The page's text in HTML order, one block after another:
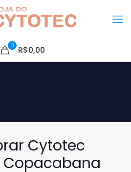
0 R$0,00
Cytotec
Copacabana